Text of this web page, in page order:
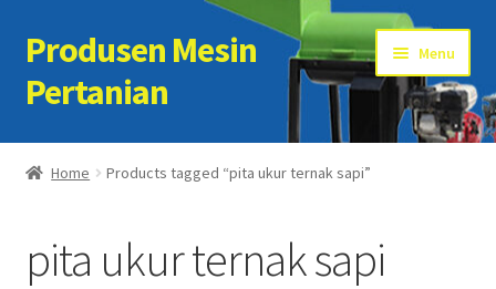
Skip
to
navigation
Skip
to
content
Produsen Mesin
Pertanian
Menu
Home
Cart
Home Products tagged “pita ukur ternak sapi”
pita ukur ternak sapi